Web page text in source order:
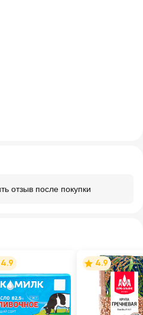
отзыв после покупки
4.9 4.9